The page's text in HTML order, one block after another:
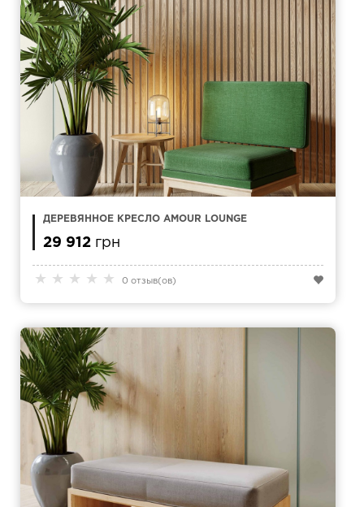
★ ★ ★ ★ ★ 0 отзыв(ов)
ДЕРЕВЯННОЕ КРЕСЛО AMOUR LOUNGE
29 912 грн